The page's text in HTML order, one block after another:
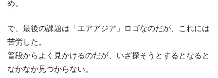
め。
で、最後の課題は「エアアジア」ロゴなのだが、これには
苦労した。
普段からよく見かけるのだが、いざ探そうとするとなると
なかなか見つからない。